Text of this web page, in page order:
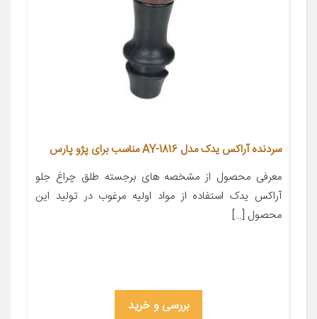
سردنده آراکس یدک مدل AY-1816 مناسب برای پژو پارس
معرفی محصول از مشخصه های برجسته طلق چراغ جلو
آراکس یدک استفاده از مواد اولیه مرغوب در تولید این
محصول […]
بررسی و خرید